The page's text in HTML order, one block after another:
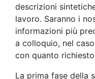
descrizioni
lavoro. Saranno i
informazioni più
a colloquio, nel
con quanto
La prima fase della